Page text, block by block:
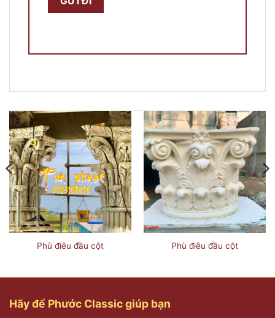
Phù điêu đầu cột Phù điêu đầu cột
Hãy để Phước Classic giúp bạn